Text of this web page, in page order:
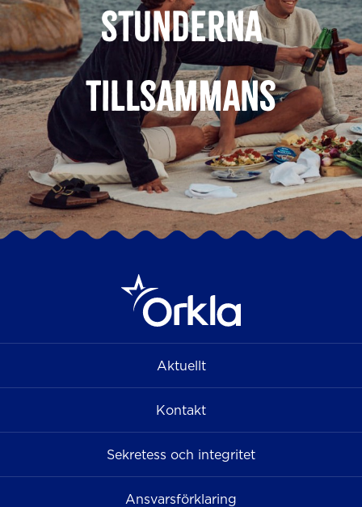
stunderna
tillsammans
Aktuellt
Kontakt
Sekretess och integritet
Ansvarsförklaring